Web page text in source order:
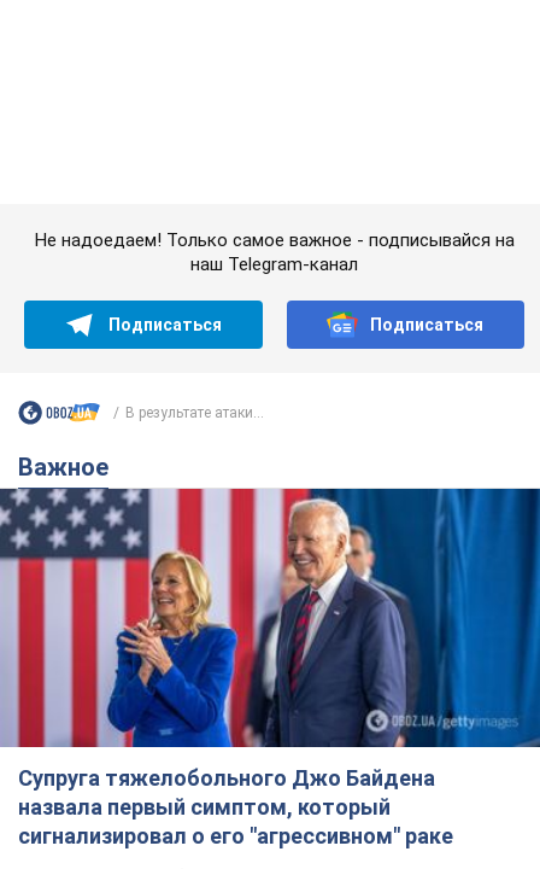
Не надоедаем! Только самое важное - подписывайся на
наш Telegram-канал
Подписаться Подписаться
В результате атаки...
Важное
Супруга тяжелобольного Джо Байдена
назвала первый симптом, который
сигнализировал о его "агрессивном" раке